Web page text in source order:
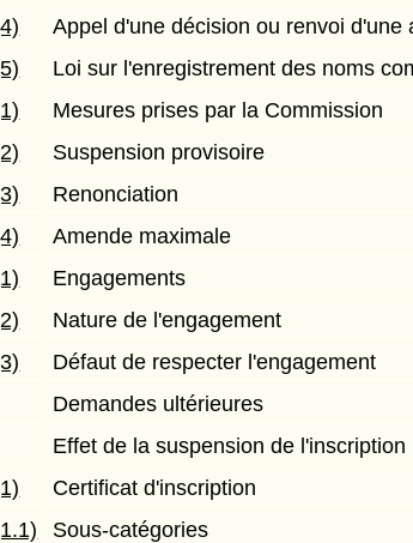
Appel d'une décision ou renvoi d'une
Loi sur l'enregistrement des noms
Mesures prises par la Commission
Suspension provisoire
Renonciation
Amende maximale
Engagements
Nature de l'engagement
Défaut de respecter l'engagement
Demandes ultérieures
Effet de la suspension de l'inscription
Certificat d'inscription
Sous-catégories